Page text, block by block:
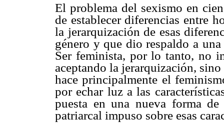
El problema del sexismo en
de establecer diferencias entre
la jerarquización de esas
género y que dio respaldo a
Ser feminista, por lo tanto, no
aceptando la jerarquización,
hace principalmente el
por echar luz a las
puesta en una nueva forma
patriarcal impuso sobre esas